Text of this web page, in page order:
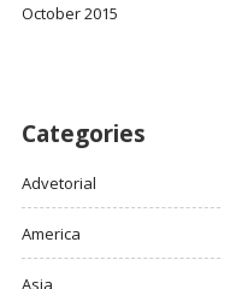
October 2015
Categories
Advetorial
America
Asia